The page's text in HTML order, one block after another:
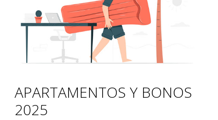
APARTAMENTOS Y BONOS
2025